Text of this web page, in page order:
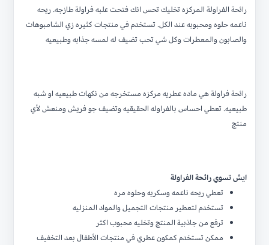
رائحة الفراولة المركزه تخليك تحس انك فتحت علبه فراولة طازجه. ريحه
ناعمه حلوه ومحبوبه عند الكل. تستخدم في منتجات كثيره زي الشامبوهات
والصابون والمعطرات وكل شي تحب تضيف له لمسه جذابه وطبيعيه
رائحة فراولة هي ماده عطريه مركزه مستخرجه من نكهات طبيعيه او شبه
طبيعيه. تعطي احساس بالفراوله الحقيقيه وتضيف جو فريش ومنعش لأي
منتج
ايش تسوي رائحة الفراولة
تعطي ريحه ناعمه وسكريه وحلوه مره
تستخدم لتعطير منتجات التجميل والمواد المنزليه
ترفع من جاذبية المنتج وتخليه محبوب اكثر
ممكن تستخدم كمكون عطري في منتجات الأطفال بعد التخفيف